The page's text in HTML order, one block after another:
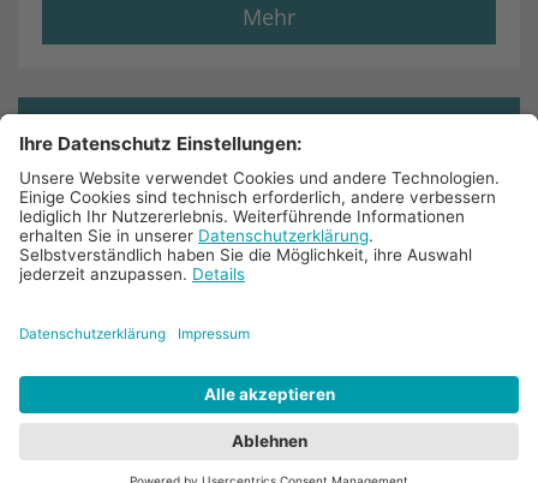
Mehr
© 2025 Bistum Aachen
Impressum
Datenschutz
Barrierefreiheit